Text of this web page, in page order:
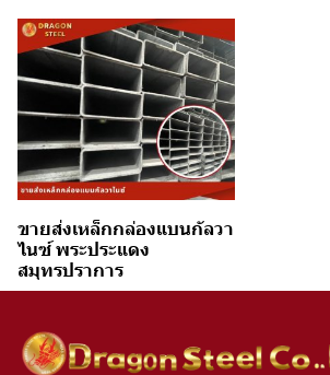
ขายส่งเหล็กกล่องแบนกัลวา
ไนซ์ พระประแดง
สมุทรปราการ